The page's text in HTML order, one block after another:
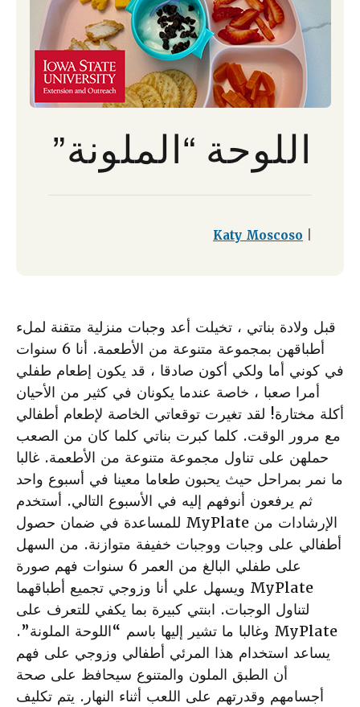
اللوحة “الملونة”
Katy Moscoso
قبل ولادة بناتي ، تخيلت أعد وجبات منزلية متقنة لملء
أطباقهن بمجموعة متنوعة من الأطعمة. أنا 6 سنوات
في كوني أما ولكي أكون صادقا ، قد يكون إطعام طفلي
أمرا صعبا ، خاصة عندما يكونان في كثير من الأحيان
أكلة مختارة! لقد تغيرت توقعاتي الخاصة لإطعام أطفالي
مع مرور الوقت. كلما كبرت بناتي كلما كان من الصعب
حملهن على تناول مجموعة متنوعة من الأطعمة. غالبا
ما نمر بمراحل حيث يحبون طعاما معينا في أسبوع واحد
ثم يرفعون أنوفهم إليه في الأسبوع التالي. أستخدم
الإرشادات من MyPlate للمساعدة في ضمان حصول
أطفالي على وجبات ووجبات خفيفة متوازنة. من السهل
على طفلي البالغ من العمر 6 سنوات فهم صورة
MyPlate ويسهل علي أنا وزوجي تجميع أطباقهما
لتناول الوجبات. ابنتي كبيرة بما يكفي للتعرف على
MyPlate وغالبا ما تشير إليها باسم “اللوحة الملونة”.
يساعد استخدام هذا المرئي أطفالي وزوجي على فهم
أن الطبق الملون والمتنوع سيحافظ على صحة
أجسامهم وقدرتهم على اللعب أثناء النهار. يتم تكليف